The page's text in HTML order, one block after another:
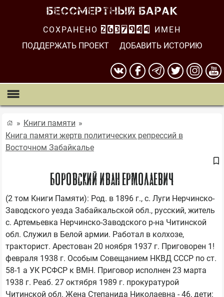
СОХРАНЕНО 2637944
ИМЕН
ПОДДЕРЖАТЬ ПРОЕКТ
ДОБАВИТЬ ИСТОРИЮ
Книги памяти
Книга памяти жертв политических репрессий в
Восточном Забайкалье
БОРОВСКИЙ ИВАН ЕРМОЛАЕВИЧ
(2 том Книги Памяти): Род. в 1896 г., с. Луги Нерчинско-
Заводского уезда Забайкальской обл., русский, житель
с. Артемьевка Нерчинско-Заводского р-на Читинской
обл. Служил в Белой армии. Работал в колхозе,
тракторист. Арестован 20 ноября 1937 г. Приговорен 1!
февраля 1938 г. Особым Совещанием НКВД СССР по ст.
58-1 а УК РСФСР к ВМН. Приговор исполнен 23 марта
1938 г. Реаб. 27 октября 1989 г. прокуратурой
Читинской обл. Жена Степанида Николаевна - 46, дети: